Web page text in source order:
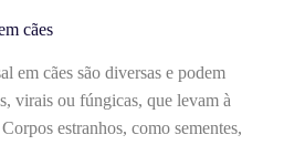
cães
em cães são diversas e podem
virais ou fúngicas, que levam à
estranhos, como sementes,